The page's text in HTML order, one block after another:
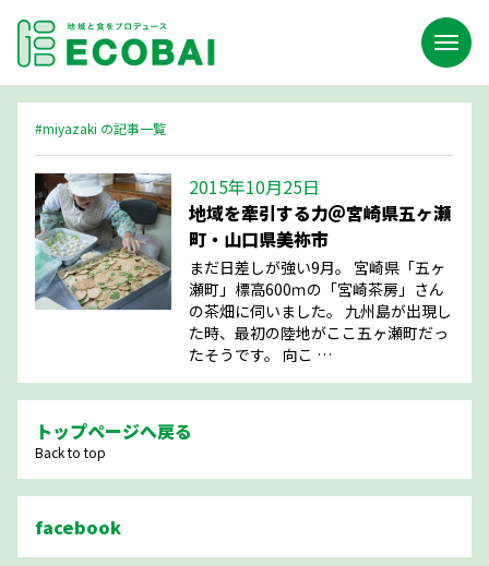
トップページへ戻る
Back to top
facebook
#miyazaki の記事一覧
2015年10月25日
地域を牽引する力＠宮崎県五ヶ瀬
町・山口県美祢市
まだ日差しが強い9月。 宮崎県「五ヶ
瀬町」標高600ｍの「宮崎茶房」さん
の茶畑に伺いました。 九州島が出現し
た時、最初の陸地がここ五ヶ瀬町だっ
たそうです。 向こ …